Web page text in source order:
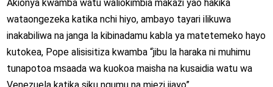
Akionya kwamba watu waliokimbia makazi yao hakika
wataongezeka katika nchi hiyo, ambayo tayari ilikuwa
inakabiliwa na janga la kibinadamu kabla ya matetemeko hayo
kutokea, Pope alisisitiza kwamba “jibu la haraka ni muhimu
tunapotoa msaada wa kuokoa maisha na kusaidia watu wa